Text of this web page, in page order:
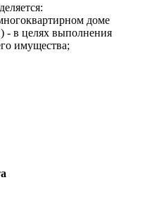
доме
- в целях выполнения
имущества;